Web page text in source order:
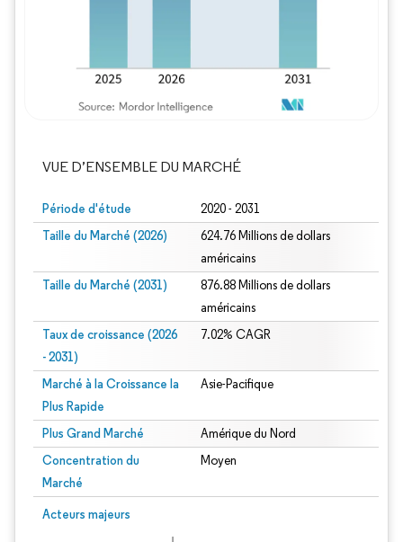
VUE D’ENSEMBLE DU MARCHÉ
Période d'étude 2020 - 2031
Taille du Marché (2026)
624.76 Millions de dollars
américains
Taille du Marché (2031)
876.88 Millions de dollars
américains
Taux de croissance (2026
- 2031)
7.02% CAGR
Marché à la Croissance la
Plus Rapide
Asie-Pacifique
Plus Grand Marché Amérique du Nord
Concentration du
Marché
Moyen
Acteurs majeurs
Image © Mordor Intelligence. La réutilisation nécessite une attribution sous CC